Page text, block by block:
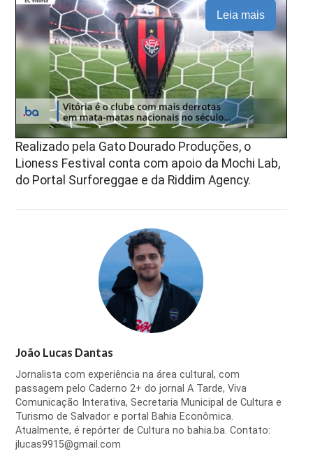
Leia mais
Realizado pela Gato Dourado Produções, o
Lioness Festival conta com apoio da Mochi Lab,
do Portal Surforeggae e da Riddim Agency.
João Lucas Dantas
Jornalista com experiência na área cultural, com
passagem pelo Caderno 2+ do jornal A Tarde, Viva
Comunicação Interativa, Secretaria Municipal de Cultura e
Turismo de Salvador e portal Bahia Econômica.
Atualmente, é repórter de Cultura no bahia.ba. Contato:
jlucas9915@gmail.com